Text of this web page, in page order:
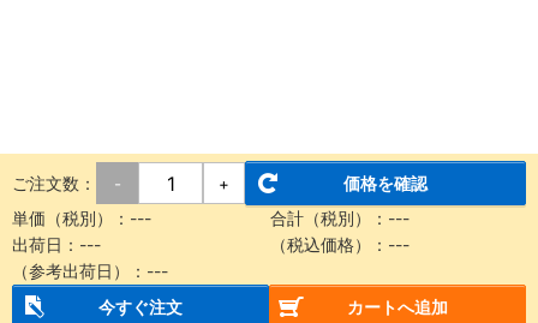
ご注文数： - +
価格を確認
単価（税別）： --- 合計（税別）： ---
出荷日： --- （税込価格）： ---
（参考出荷日）： ---
今すぐ注文
カートへ追加